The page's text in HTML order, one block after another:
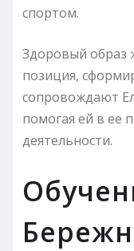
спортом.
Здоровый образ
позиция,
сопровождают
помогая ей в ее
деятельности.